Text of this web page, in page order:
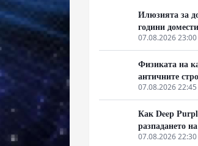
Илюзията за
години
мозъка на
07.08.2026 23:00
Физиката на
античните
нагоре
07.08.2026 22:45
Как Deep
разпадането
07.08.2026 22:30